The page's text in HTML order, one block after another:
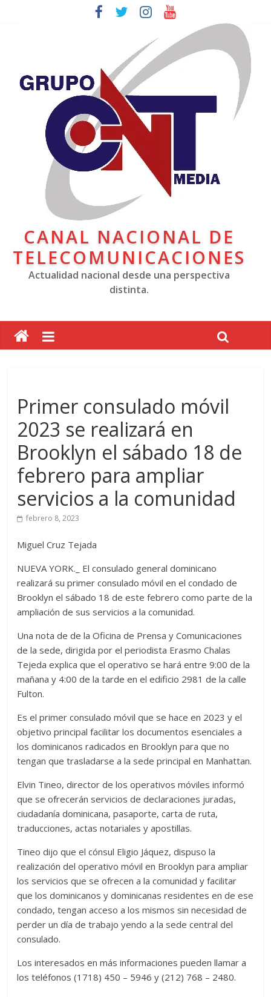
CANAL NACIONAL DE
TELECOMUNICACIONES
Actualidad nacional desde una perspectiva
distinta.
Primer consulado móvil
2023 se realizará en
Brooklyn el sábado 18 de
febrero para ampliar
servicios a la comunidad
febrero 8, 2023
Miguel Cruz Tejada
NUEVA YORK._ El consulado general dominicano
realizará su primer consulado móvil en el condado de
Brooklyn el sábado 18 de este febrero como parte de la
ampliación de sus servicios a la comunidad.
Una nota de de la Oficina de Prensa y Comunicaciones
de la sede, dirigida por el periodista Erasmo Chalas
Tejeda explica que el operativo se hará entre 9:00 de la
mañana y 4:00 de la tarde en el edificio 2981 de la calle
Fulton.
Es el primer consulado móvil que se hace en 2023 y el
objetivo principal facilitar los documentos esenciales a
los dominicanos radicados en Brooklyn para que no
tengan que trasladarse a la sede principal en Manhattan.
Elvin Tineo, director de los operativos móviles informó
que se ofrecerán servicios de declaraciones juradas,
ciudadanía dominicana, pasaporte, carta de ruta,
traducciones, actas notariales y apostillas.
Tineo dijo que el cónsul Eligio Jáquez, dispuso la
realización del operativo móvil en Brooklyn para ampliar
los servicios que se ofrecen a la comunidad y facilitar
que los dominicanos y dominicanas residentes en de ese
condado, tengan acceso a los mismos sin necesidad de
perder un día de trabajo yendo a la sede central del
consulado.
Los interesados en más informaciones pueden llamar a
los teléfonos (1718) 450 – 5946 y (212) 768 – 2480.